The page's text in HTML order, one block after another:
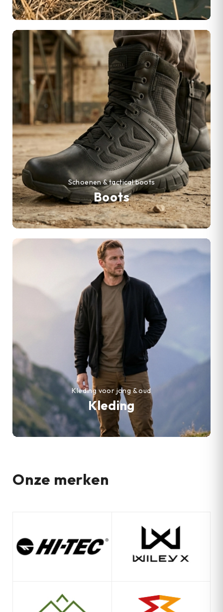
Boots
Schoenen & tactical boots
Kleding
Kleding voor jong & oud
Onze merken